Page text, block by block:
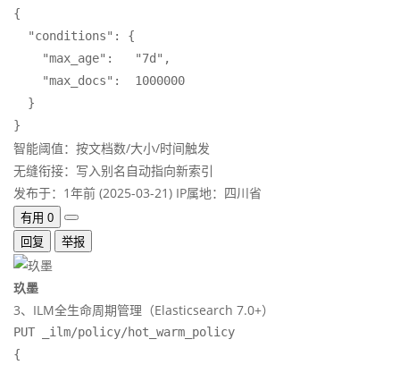
{
  "conditions": {
    "max_age":   "7d",
    "max_docs":  1000000
  }
}
智能阈值：按文档数/大小/时间触发
无缝衔接：写入别名自动指向新索引
发布于：1年前 (2025-03-21) IP属地：四川省
有用 0
回复
举报
玖墨
3、ILM全生命周期管理（Elasticsearch 7.0+）
PUT _ilm/policy/hot_warm_policy
{